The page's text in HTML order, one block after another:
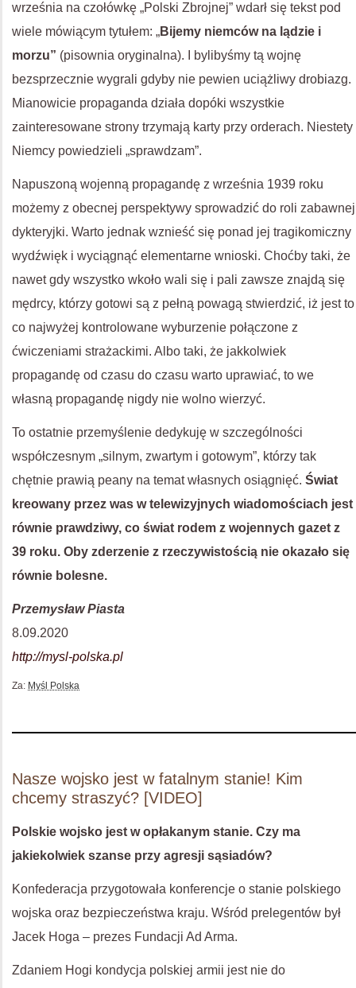
września na czołówkę „Polski Zbrojnej” wdarł się tekst pod
wiele mówiącym tytułem: „Bijemy niemców na lądzie i
morzu” (pisownia oryginalna). I bylibyśmy tą wojnę
bezsprzecznie wygrali gdyby nie pewien uciążliwy drobiazg.
Mianowicie propaganda działa dopóki wszystkie
zainteresowane strony trzymają karty przy orderach. Niestety
Niemcy powiedzieli „sprawdzam”.
Napuszoną wojenną propagandę z września 1939 roku
możemy z obecnej perspektywy sprowadzić do roli zabawnej
dykteryjki. Warto jednak wznieść się ponad jej tragikomiczny
wydźwięk i wyciągnąć elementarne wnioski. Choćby taki, że
nawet gdy wszystko wkoło wali się i pali zawsze znajdą się
mędrcy, którzy gotowi są z pełną powagą stwierdzić, iż jest to
co najwyżej kontrolowane wyburzenie połączone z
ćwiczeniami strażackimi. Albo taki, że jakkolwiek
propagandę od czasu do czasu warto uprawiać, to we
własną propagandę nigdy nie wolno wierzyć.
To ostatnie przemyślenie dedykuję w szczególności
współczesnym „silnym, zwartym i gotowym”, którzy tak
chętnie prawią peany na temat własnych osiągnięć. Świat
kreowany przez was w telewizyjnych wiadomościach jest
równie prawdziwy, co świat rodem z wojennych gazet z
39 roku. Oby zderzenie z rzeczywistością nie okazało się
równie bolesne.
Przemysław Piasta
8.09.2020
http://mysl-polska.pl
Za: Myśl Polska
Nasze wojsko jest w fatalnym stanie! Kim
chcemy straszyć? [VIDEO]
Polskie wojsko jest w opłakanym stanie. Czy ma
jakiekolwiek szanse przy agresji sąsiadów?
Konfederacja przygotowała konferencje o stanie polskiego
wojska oraz bezpieczeństwa kraju. Wśród prelegentów był
Jacek Hoga – prezes Fundacji Ad Arma.
Zdaniem Hogi kondycja polskiej armii jest nie do